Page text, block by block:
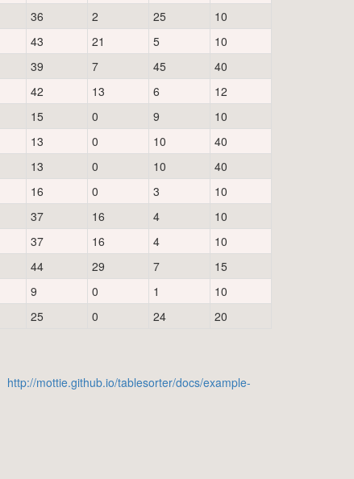
36 2 25
10
43 21 5
10
39 7 45
40
42 13 6
12
15 0 9
10
13 0 10
40
13 0 10
40
16 0 3
10
37 16 4
10
37 16 4
10
44 29 7
15
9 0 1
10
25 0 24 20
http://mottie.github.io/tablesorter/docs/example-